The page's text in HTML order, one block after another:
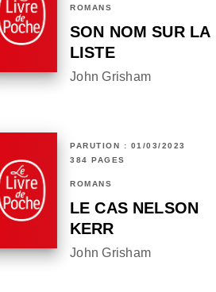
ROMANS
SON NOM SUR LA
LISTE
John Grisham
PARUTION : 01/03/2023
384 PAGES
ROMANS
LE CAS NELSON
KERR
John Grisham